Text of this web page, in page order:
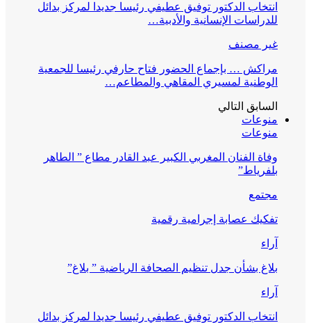
انتخاب الدكتور توفيق عطيفي رئيسا جديدا لمركز بدائل
للدراسات الإنسانية والأدبية…
غير مصنف
مراكش … بإجماع الحضور فتاح حارفي رئيسا للجمعية
الوطنية لمسيري المقاهي والمطاعم…
السابق التالي
منوعات
منوعات
وفاة الفنان المغربي الكبير عبد القادر مطاع ” الطاهر
بلفرياط”
مجتمع
تفكيك عصابة إجرامية رقمية
آراء
بلاغ بشأن جدل تنظيم الصحافة الرياضية ” بلاغ”
آراء
انتخاب الدكتور توفيق عطيفي رئيسا جديدا لمركز بدائل